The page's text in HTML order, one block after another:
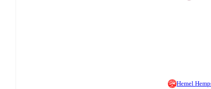
Hemel